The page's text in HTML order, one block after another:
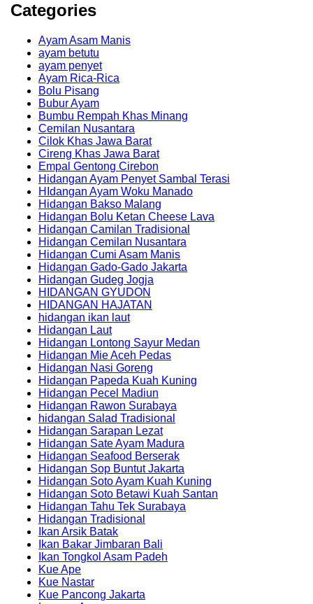
Categories
Ayam Asam Manis
ayam betutu
ayam penyet
Ayam Rica-Rica
Bolu Pisang
Bubur Ayam
Bumbu Rempah Khas Minang
Cemilan Nusantara
Cilok Khas Jawa Barat
Cireng Khas Jawa Barat
Empal Gentong Cirebon
Hidangan Ayam Penyet Sambal Terasi
HIdangan Ayam Woku Manado
Hidangan Bakso Malang
Hidangan Bolu Ketan Cheese Lava
Hidangan Camilan Tradisional
Hidangan Cemilan Nusantara
Hidangan Cumi Asam Manis
Hidangan Gado-Gado Jakarta
Hidangan Gudeg Jogja
HIDANGAN GYUDON
HIDANGAN HAJATAN
hidangan ikan laut
Hidangan Laut
Hidangan Lontong Sayur Medan
Hidangan Mie Aceh Pedas
Hidangan Nasi Goreng
Hidangan Papeda Kuah Kuning
Hidangan Pecel Madiun
Hidangan Rawon Surabaya
hidangan Salad Tradisional
Hidangan Sarapan Lezat
Hidangan Sate Ayam Madura
Hidangan Seafood Berserak
Hidangan Sop Buntut Jakarta
Hidangan Soto Ayam Kuah Kuning
Hidangan Soto Betawi Kuah Santan
Hidangan Tahu Tek Surabaya
Hidangan Tradisional
Ikan Arsik Batak
Ikan Bakar Jimbaran Bali
Ikan Tongkol Asam Padeh
Kue Ape
Kue Nastar
Kue Pancong Jakarta